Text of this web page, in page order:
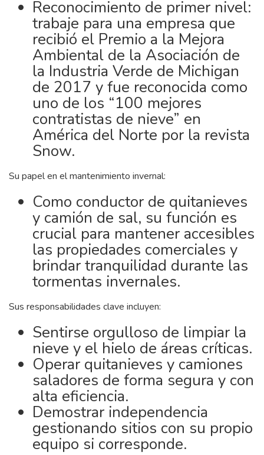
Reconocimiento de primer nivel:
trabaje para una empresa que
recibió el Premio a la Mejora
Ambiental de la Asociación de
la Industria Verde de Michigan
de 2017 y fue reconocida como
uno de los “100 mejores
contratistas de nieve” en
América del Norte por la revista
Snow.
Su papel en el mantenimiento invernal:
Como conductor de quitanieves
y camión de sal, su función es
crucial para mantener accesibles
las propiedades comerciales y
brindar tranquilidad durante las
tormentas invernales.
Sus responsabilidades clave incluyen:
Sentirse orgulloso de limpiar la
nieve y el hielo de áreas críticas.
Operar quitanieves y camiones
saladores de forma segura y con
alta eficiencia.
Demostrar independencia
gestionando sitios con su propio
equipo si corresponde.